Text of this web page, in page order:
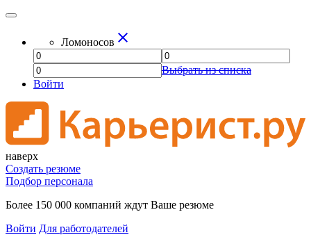
Ломоносов close
Выбрать из списка
Войти
наверх
Создать резюме
Подбор персонала
Более 150 000 компаний ждут Ваше резюме
Войти Для работодателей